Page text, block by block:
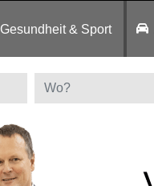
Gesundheit & Sport